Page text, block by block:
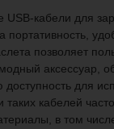
USB-кабели для
портативность,
позволяет
аксессуар,
доступность для
таких кабелей
в том